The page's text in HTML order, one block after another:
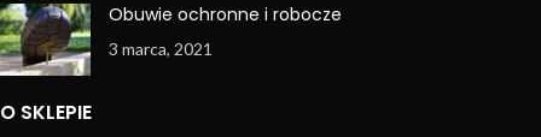
Obuwie ochronne i robocze
3 marca, 2021
O SKLEPIE